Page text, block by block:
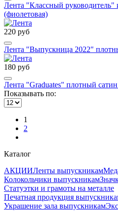
Лента "Классный руководитель"
(фиолетовая)
220 руб
Лента "Выпускница 2022"
180 руб
Лента "Graduates" плотный
Показывать по:
1
2
Каталог
АКЦИИЛенты выпускникам
Колокольчики выпускникам
Статуэтки и грамоты на металле
Печатная продукция
Украшение зала выпускникам